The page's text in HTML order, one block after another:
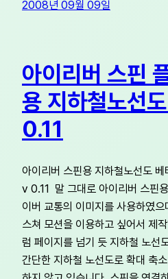
2008년 09월 09일
아이리버 스핀
용 지하철노선
0.11
아이리버 스핀용 지하철노선도
v 0.11 말 그대로 아이리버 스핀
이버 교통의 이미지를 사용하였
스쳐 모션을 이용하고 싶어서 제
럼 페이지를 넘기 듯 지하철 노선
간단한 지하철 노선도로 확대 축